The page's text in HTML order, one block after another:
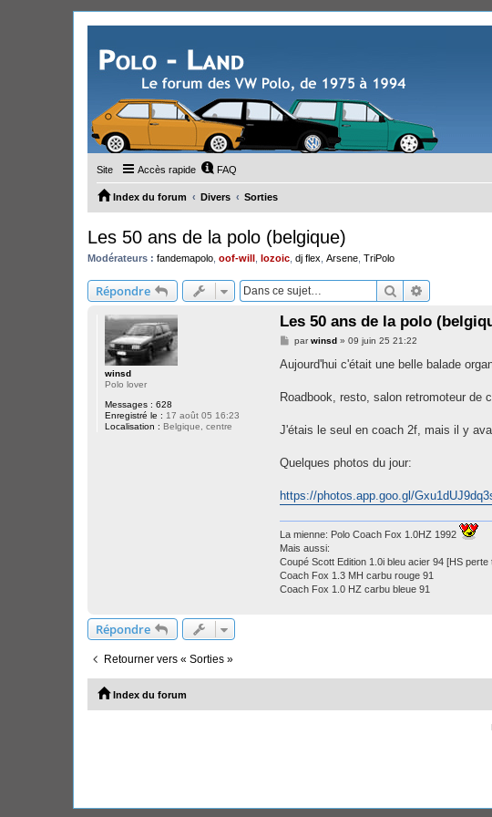
Site Accès rapide FAQ
Index du forum Divers Sorties
Les 50 ans de la polo (belgique)
Modérateurs : fandemapolo oof-will lozoic dj flex Arsene TriPolo
Répondre Rechercher
winsd
Polo lover
Messages : 628
Enregistré le : 17 août 05 16:23
Localisation : Belgique, centre
Les 50 ans de la polo
M
s
s
g
parwinsd» 09 juin 25 21:22
Aujourd'hui c'était une belle balade
Roadbook, resto, salon retromoteur de
J'étais le seul en coach 2f, mais il y
Quelques photos du jour:
https://photos.app.goo.gl/
La mienne: Polo Coach Fox 1.0HZ 1992
Mais aussi:
Coupé Scott Edition 1.0i bleu acier 94 [HS perte
Coach Fox 1.3 MH carbu rouge 91
Coach Fox 1.0 HZ carbu bleue 91
Répondre
Retourner vers « Sorties »
Index du forum